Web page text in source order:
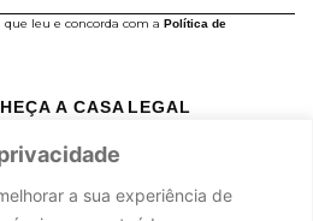
a sua experiência de
que leu e concorda com a Política de
A CASA LEGAL
Termos e Condições